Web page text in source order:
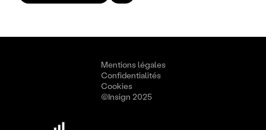
Mentions légales
Confidentialités
Cookies
©Insign 2025